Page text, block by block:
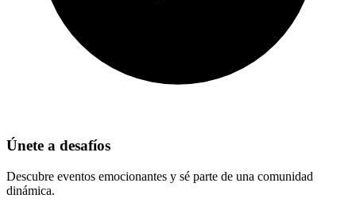
Únete a desafíos
Descubre eventos emocionantes y sé parte de una comunidad
dinámica.